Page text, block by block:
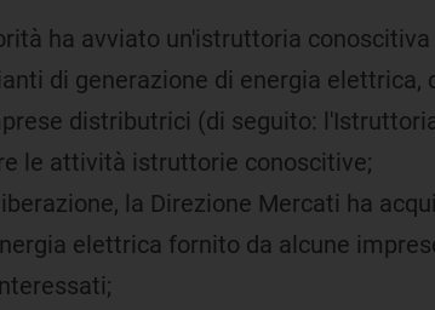
ha avviato un'istruttoria
di generazione di energia
distributrici (di seguito:
le attività istruttorie conoscitive;
la Direzione Mercati ha
elettrica fornito da alcune